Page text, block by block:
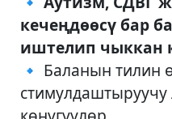
кечеңдөөсү бар
иштелип чыккан
🔹 Баланын тилин